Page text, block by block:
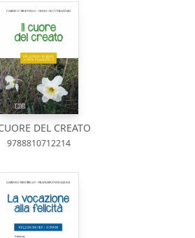
DEL CREATO
9788810712214